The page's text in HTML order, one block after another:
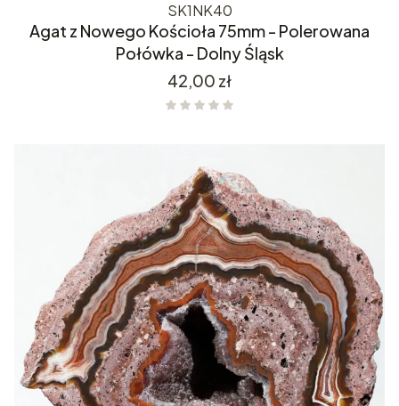
SK1NK40
Agat z Nowego Kościoła 75mm - Polerowana
Połówka - Dolny Śląsk
Cena
42,00 zł